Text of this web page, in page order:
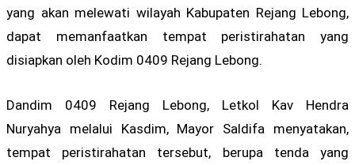
yang akan melewati wilayah Kabupaten Rejang Lebong,
dapat memanfaatkan tempat peristirahatan yang
disiapkan oleh Kodim 0409 Rejang Lebong.
Dandim 0409 Rejang Lebong, Letkol Kav Hendra
Nuryahya melalui Kasdim, Mayor Saldifa menyatakan,
tempat peristirahatan tersebut, berupa tenda yang